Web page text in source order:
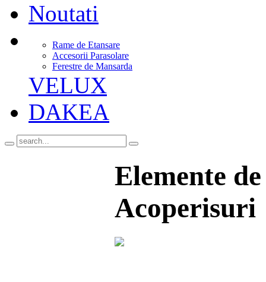
Noutati
Rame de Etansare
Accesorii Parasolare
Ferestre de Mansarda
VELUX
DAKEA
Elemente
Acoperisuri